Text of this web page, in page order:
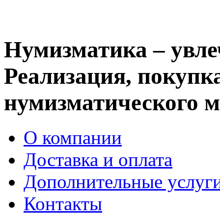
Нумизматика –
Реализация,
нумизматического
О компании
Доставка и оплата
Дополнительные
Контакты